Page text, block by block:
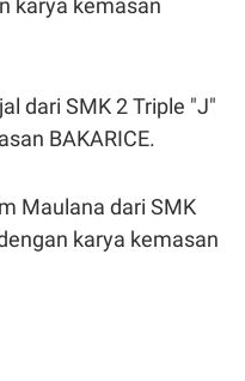
dari SMK 2 Triple "J"
BAKARICE.
Maulana dari SMK
karya kemasan